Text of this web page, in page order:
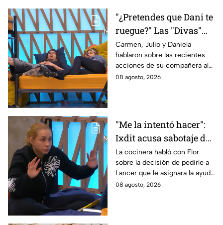
"¿Pretendes que Dani te
ruegue?" Las "Divas"
lamentan el
comportamiento de
Michelle en MasterChef
24/7
Carmen, Julio y Daniela
hablaron sobre las recientes
acciones de su compañera al
interior del Mundo MasterChef
08 agosto, 2026
"Me la intentó hacer":
Ixdit acusa sabotaje de
Ramahá en la pasada
gala de salvación de
MasterChef 24/7
La cocinera habló con Flor
sobre la decisión de pedirle a
Lancer que le asignara la ayuda
de Ramahá y no la de Daniela
08 agosto, 2026